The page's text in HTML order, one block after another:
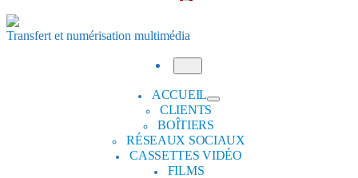
Transfert et numérisation multimédia
ACCUEIL
CLIENTS
BOÎTIERS
RÉSEAUX SOCIAUX
CASSETTES VIDÉO
FILMS